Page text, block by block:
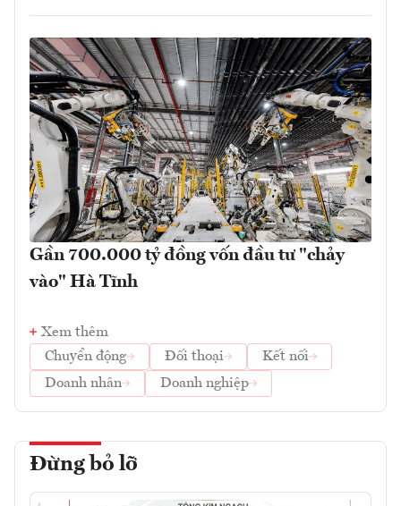
Gần 700.000 tỷ đồng vốn đầu tư "chảy
vào" Hà Tĩnh
Xem thêm
Chuyển động
Đối thoại
Kết nối
Doanh nhân
Doanh nghiệp
Đừng bỏ lỡ